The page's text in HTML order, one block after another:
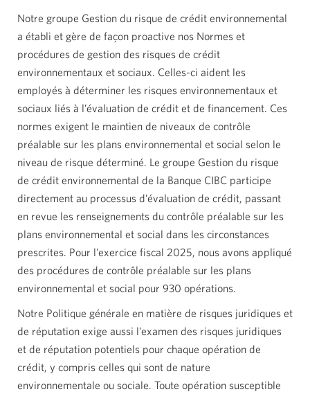
Notre groupe Gestion du risque de crédit environnemental
a établi et gère de façon proactive nos Normes et
procédures de gestion des risques de crédit
environnementaux et sociaux. Celles-ci aident les
employés à déterminer les risques environnementaux et
sociaux liés à l’évaluation de crédit et de financement. Ces
normes exigent le maintien de niveaux de contrôle
préalable sur les plans environnemental et social selon le
niveau de risque déterminé. Le groupe Gestion du risque
de crédit environnemental de la Banque CIBC participe
directement au processus d’évaluation de crédit, passant
en revue les renseignements du contrôle préalable sur les
plans environnemental et social dans les circonstances
prescrites. Pour l’exercice fiscal 2025, nous avons appliqué
des procédures de contrôle préalable sur les plans
environnemental et social pour 930 opérations.
Notre Politique générale en matière de risques juridiques et
de réputation exige aussi l’examen des risques juridiques
et de réputation potentiels pour chaque opération de
crédit, y compris celles qui sont de nature
environnementale ou sociale. Toute opération susceptible